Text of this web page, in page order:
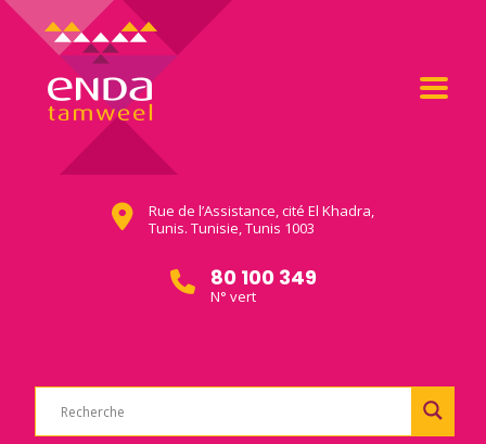
Rue de l’Assistance, cité El Khadra,
Tunis. Tunisie, Tunis 1003
80 100 349
N° vert